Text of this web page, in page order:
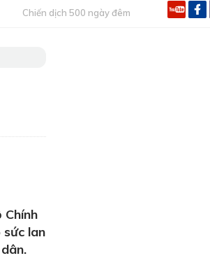
Chiến dịch 500 ngày đêm
lan